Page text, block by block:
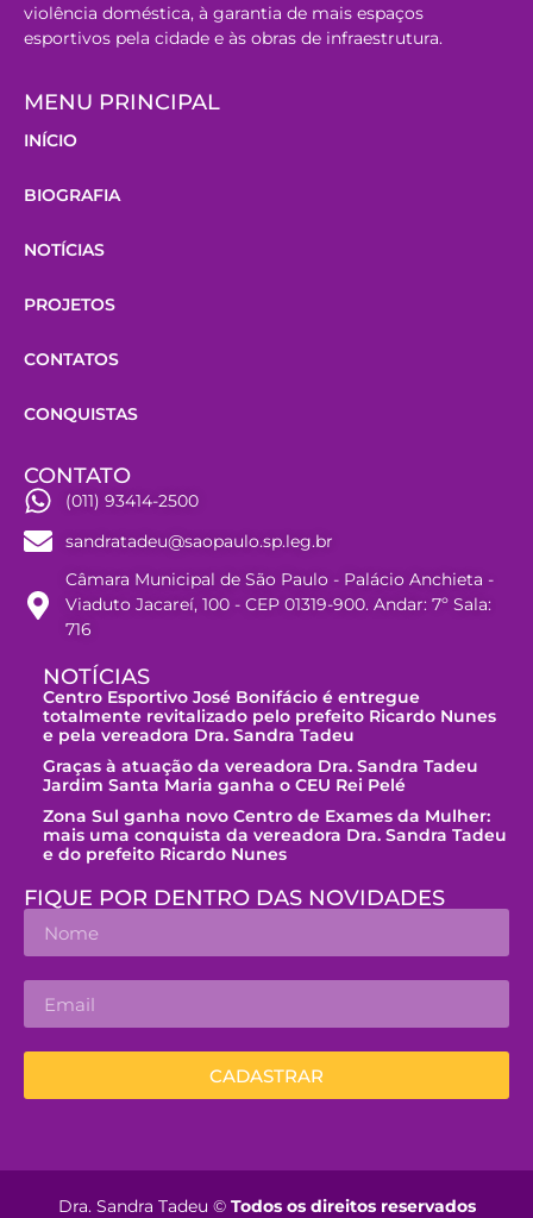
violência doméstica, à garantia de mais espaços
esportivos pela cidade e às obras de infraestrutura.
MENU PRINCIPAL
INÍCIO
BIOGRAFIA
NOTÍCIAS
PROJETOS
CONTATOS
CONQUISTAS
CONTATO
(011) 93414-2500
sandratadeu@saopaulo.sp.leg.br
Câmara Municipal de São Paulo - Palácio Anchieta -
Viaduto Jacareí, 100 - CEP 01319-900. Andar: 7º Sala:
716
NOTÍCIAS
Centro Esportivo José Bonifácio é entregue
totalmente revitalizado pelo prefeito Ricardo Nunes
e pela vereadora Dra. Sandra Tadeu
Graças à atuação da vereadora Dra. Sandra Tadeu
Jardim Santa Maria ganha o CEU Rei Pelé
Zona Sul ganha novo Centro de Exames da Mulher:
mais uma conquista da vereadora Dra. Sandra Tadeu
e do prefeito Ricardo Nunes
FIQUE POR DENTRO DAS NOVIDADES
CADASTRAR
Dra. Sandra Tadeu © Todos os direitos reservados